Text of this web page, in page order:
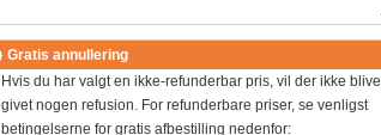
Gratis annullering
Hvis du har valgt en ikke-refunderbar pris, vil der ikke blive
givet nogen refusion. For refunderbare priser, se venligst
betingelserne for gratis afbestilling nedenfor: